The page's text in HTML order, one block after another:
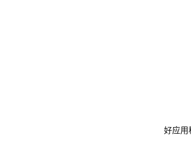
好应用